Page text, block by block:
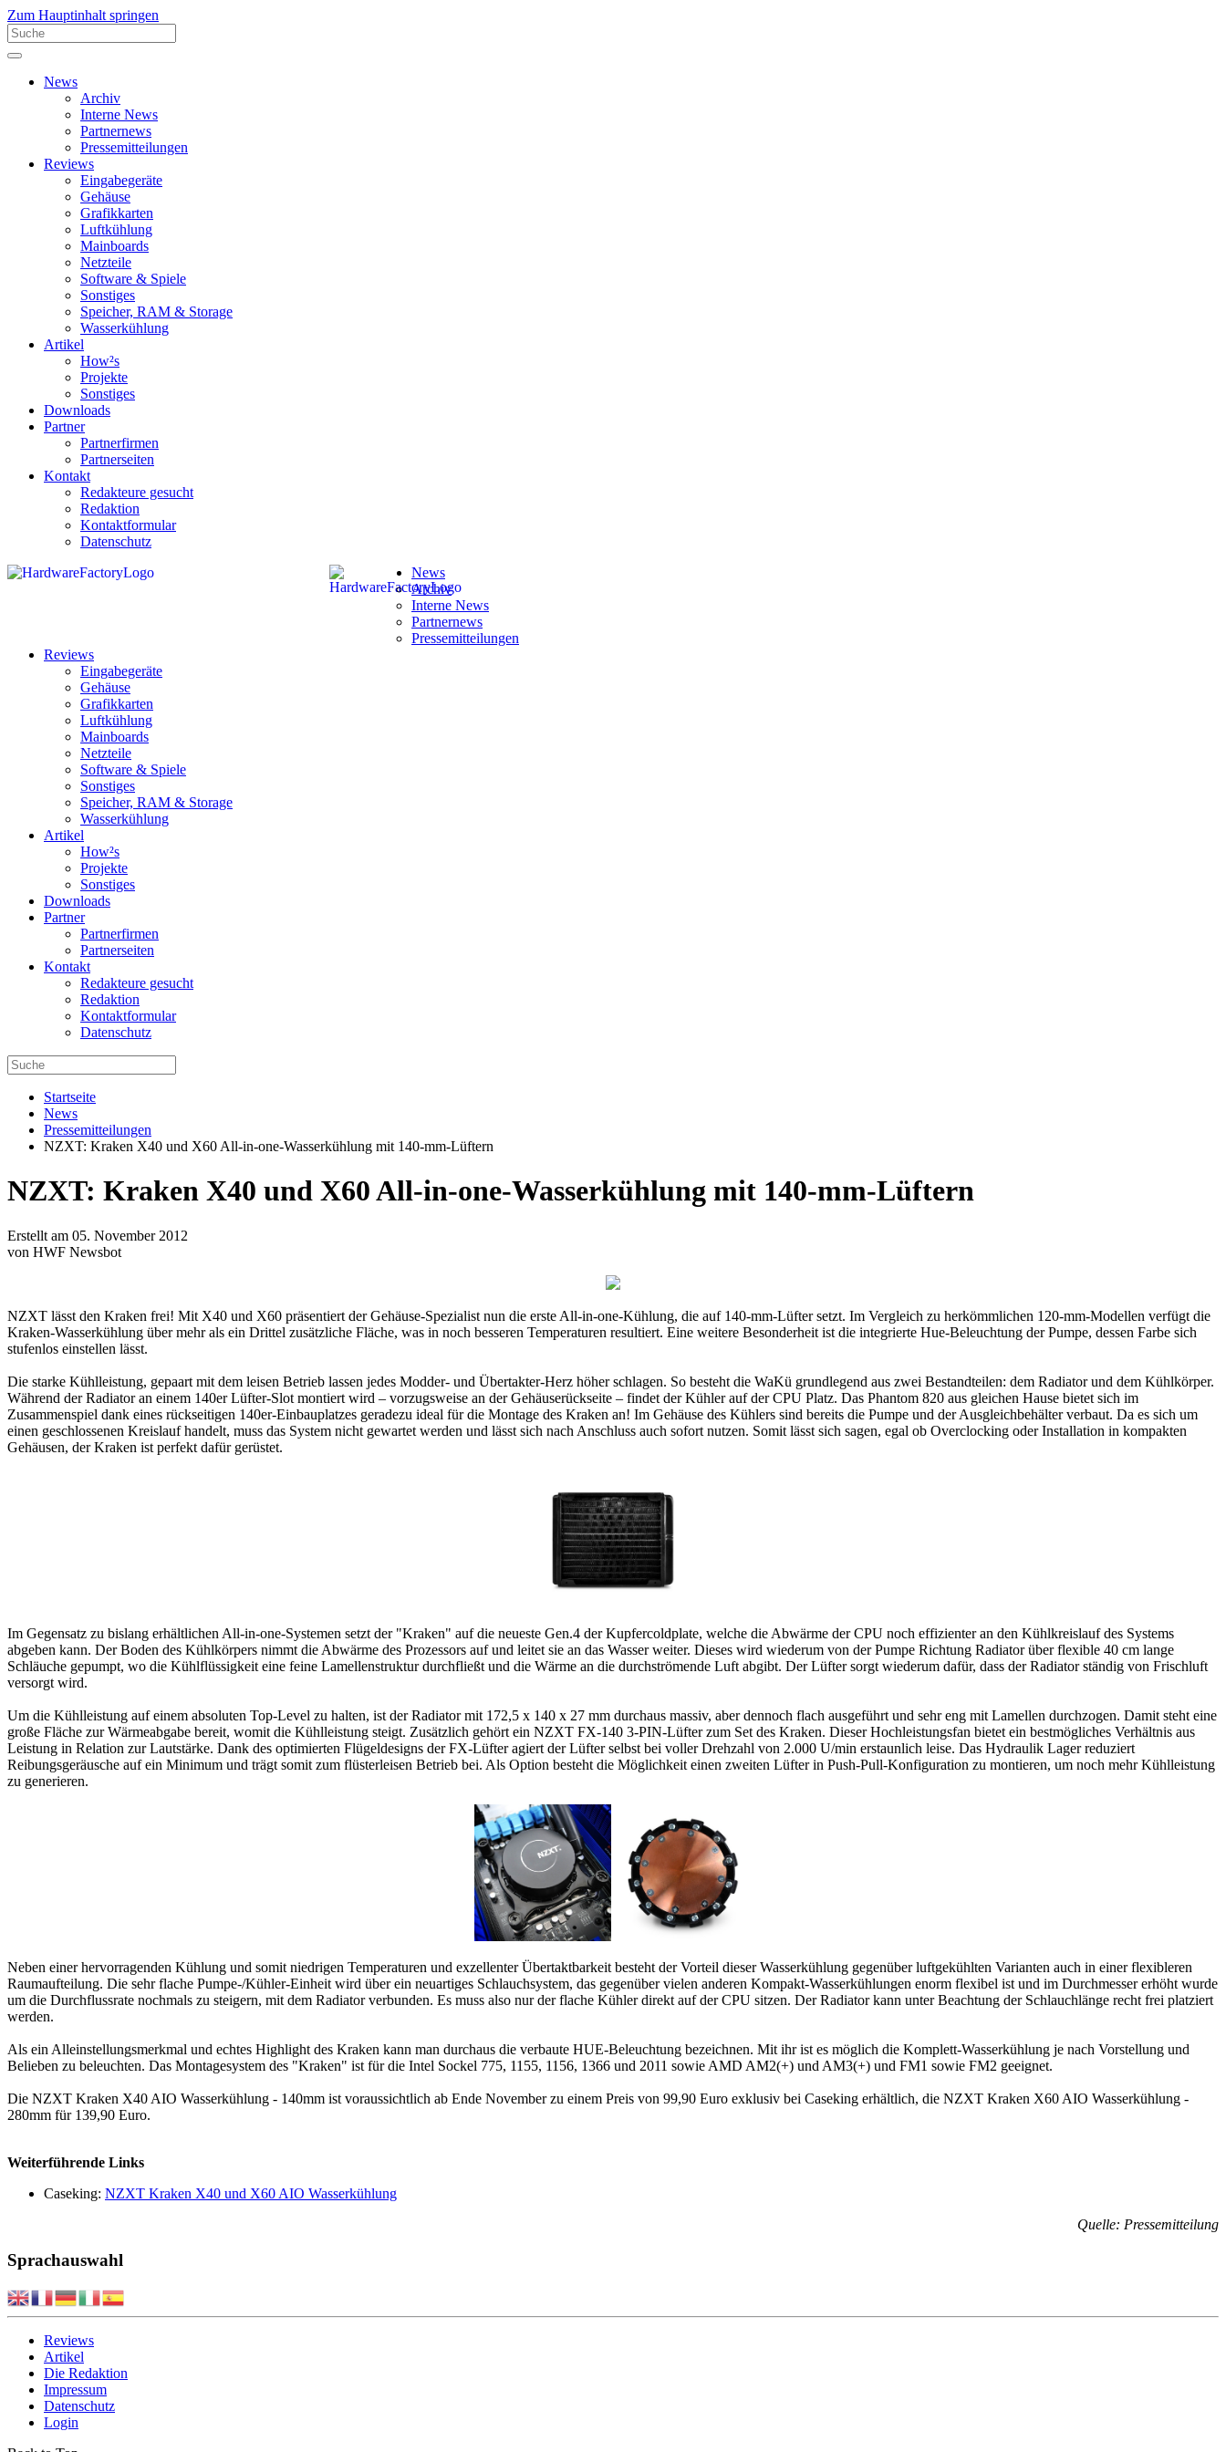
Zum Hauptinhalt springen
News
Archiv
Interne News
Partnernews
Pressemitteilungen
Reviews
Eingabegeräte
Gehäuse
Grafikkarten
Luftkühlung
Mainboards
Netzteile
Software & Spiele
Sonstiges
Speicher, RAM & Storage
Wasserkühlung
Artikel
How²s
Projekte
Sonstiges
Downloads
Partner
Partnerfirmen
Partnerseiten
Kontakt
Redakteure gesucht
Redaktion
Kontaktformular
Datenschutz
News
Archiv
Interne News
Partnernews
Pressemitteilungen
Reviews
Eingabegeräte
Gehäuse
Grafikkarten
Luftkühlung
Mainboards
Netzteile
Software & Spiele
Sonstiges
Speicher, RAM & Storage
Wasserkühlung
Artikel
How²s
Projekte
Sonstiges
Downloads
Partner
Partnerfirmen
Partnerseiten
Kontakt
Redakteure gesucht
Redaktion
Kontaktformular
Datenschutz
Startseite
News
Pressemitteilungen
NZXT: Kraken X40 und X60 All-in-one-Wasserkühlung mit 140-mm-Lüftern
NZXT: Kraken X40 und X60 All-in-one-Wasserkühlung mit 140-mm-Lüftern
Erstellt am 05. November 2012
von HWF Newsbot
NZXT lässt den Kraken frei! Mit X40 und X60 präsentiert der Gehäuse-Spezialist nun die erste All-in-one-Kühlung, die auf 140-mm-Lüfter setzt. Im Vergleich zu herkömmlichen 120-mm-Modellen verfügt die
Kraken-Wasserkühlung über mehr als ein Drittel zusätzliche Fläche, was in noch besseren Temperaturen resultiert. Eine weitere Besonderheit ist die integrierte Hue-Beleuchtung der Pumpe, dessen Farbe sich
stufenlos einstellen lässt.
Die starke Kühlleistung, gepaart mit dem leisen Betrieb lassen jedes Modder- und Übertakter-Herz höher schlagen. So besteht die WaKü grundlegend aus zwei Bestandteilen: dem Radiator und dem Kühlkörper.
Während der Radiator an einem 140er Lüfter-Slot montiert wird – vorzugsweise an der Gehäuserückseite – findet der Kühler auf der CPU Platz. Das Phantom 820 aus gleichen Hause bietet sich im
Zusammenspiel dank eines rückseitigen 140er-Einbauplatzes geradezu ideal für die Montage des Kraken an! Im Gehäuse des Kühlers sind bereits die Pumpe und der Ausgleichbehälter verbaut. Da es sich um
einen geschlossenen Kreislauf handelt, muss das System nicht gewartet werden und lässt sich nach Anschluss auch sofort nutzen. Somit lässt sich sagen, egal ob Overclocking oder Installation in kompakten
Gehäusen, der Kraken ist perfekt dafür gerüstet.
Im Gegensatz zu bislang erhältlichen All-in-one-Systemen setzt der "Kraken" auf die neueste Gen.4 der Kupfercoldplate, welche die Abwärme der CPU noch effizienter an den Kühlkreislauf des Systems
abgeben kann. Der Boden des Kühlkörpers nimmt die Abwärme des Prozessors auf und leitet sie an das Wasser weiter. Dieses wird wiederum von der Pumpe Richtung Radiator über flexible 40 cm lange
Schläuche gepumpt, wo die Kühlflüssigkeit eine feine Lamellenstruktur durchfließt und die Wärme an die durchströmende Luft abgibt. Der Lüfter sorgt wiederum dafür, dass der Radiator ständig von Frischluft
versorgt wird.
Um die Kühlleistung auf einem absoluten Top-Level zu halten, ist der Radiator mit 172,5 x 140 x 27 mm durchaus massiv, aber dennoch flach ausgeführt und sehr eng mit Lamellen durchzogen. Damit steht eine
große Fläche zur Wärmeabgabe bereit, womit die Kühlleistung steigt. Zusätzlich gehört ein NZXT FX-140 3-PIN-Lüfter zum Set des Kraken. Dieser Hochleistungsfan bietet ein bestmögliches Verhältnis aus
Leistung in Relation zur Lautstärke. Dank des optimierten Flügeldesigns der FX-Lüfter agiert der Lüfter selbst bei voller Drehzahl von 2.000 U/min erstaunlich leise. Das Hydraulik Lager reduziert
Reibungsgeräusche auf ein Minimum und trägt somit zum flüsterleisen Betrieb bei. Als Option besteht die Möglichkeit einen zweiten Lüfter in Push-Pull-Konfiguration zu montieren, um noch mehr Kühlleistung
zu generieren.
Neben einer hervorragenden Kühlung und somit niedrigen Temperaturen und exzellenter Übertaktbarkeit besteht der Vorteil dieser Wasserkühlung gegenüber luftgekühlten Varianten auch in einer flexibleren
Raumaufteilung. Die sehr flache Pumpe-/Kühler-Einheit wird über ein neuartiges Schlauchsystem, das gegenüber vielen anderen Kompakt-Wasserkühlungen enorm flexibel ist und im Durchmesser erhöht wurde
um die Durchflussrate nochmals zu steigern, mit dem Radiator verbunden. Es muss also nur der flache Kühler direkt auf der CPU sitzen. Der Radiator kann unter Beachtung der Schlauchlänge recht frei platziert
werden.
Als ein Alleinstellungsmerkmal und echtes Highlight des Kraken kann man durchaus die verbaute HUE-Beleuchtung bezeichnen. Mit ihr ist es möglich die Komplett-Wasserkühlung je nach Vorstellung und
Belieben zu beleuchten. Das Montagesystem des "Kraken" ist für die Intel Sockel 775, 1155, 1156, 1366 und 2011 sowie AMD AM2(+) und AM3(+) und FM1 sowie FM2 geeignet.
Die NZXT Kraken X40 AIO Wasserkühlung - 140mm ist voraussichtlich ab Ende November zu einem Preis von 99,90 Euro exklusiv bei Caseking erhältlich, die NZXT Kraken X60 AIO Wasserkühlung -
280mm für 139,90 Euro.
Weiterführende Links
Caseking: NZXT Kraken X40 und X60 AIO Wasserkühlung
Quelle: Pressemitteilung
Sprachauswahl
Reviews
Artikel
Die Redaktion
Impressum
Datenschutz
Login